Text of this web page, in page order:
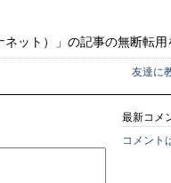
ネット）」の記事の無断転
友達に
最新コメ
コメント